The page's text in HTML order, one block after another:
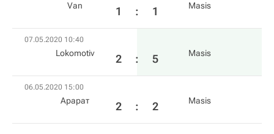
Van 1 : 1 Masis
07.05.2020 10:40
Lokomotiv 2 : 5 Masis
06.05.2020 15:00
Арарат 2 : 2 Masis